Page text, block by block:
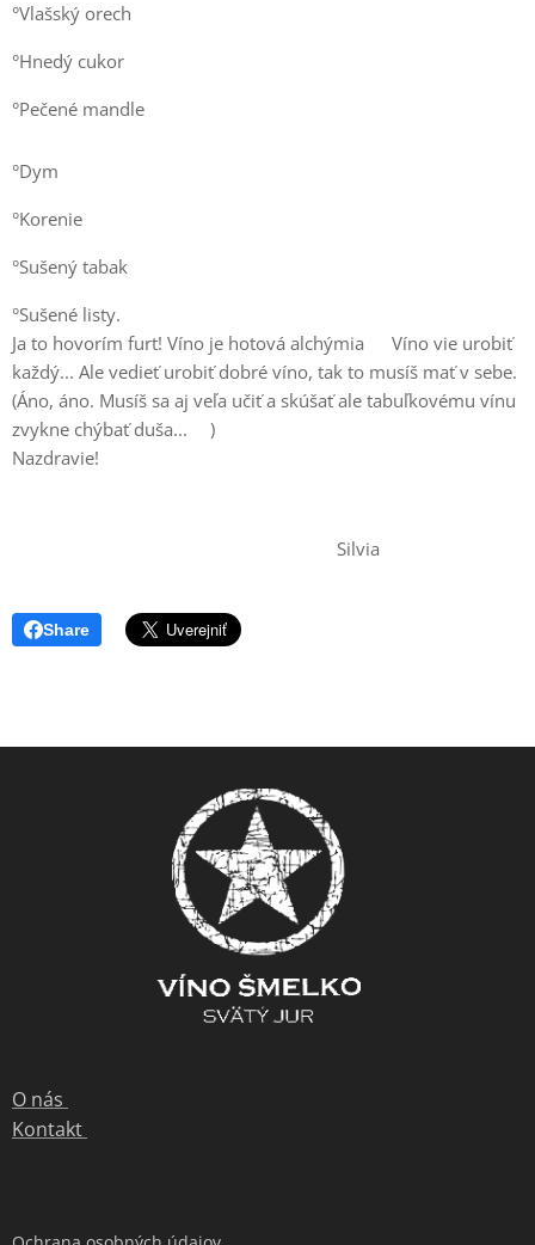
°Vlašský orech
°Hnedý cukor
°Pečené mandle
°Dym
°Korenie
°Sušený tabak
°Sušené listy.
Ja to hovorím furt! Víno je hotová alchýmia ☝🏻Víno vie urobiť
každý... Ale vedieť urobiť dobré víno, tak to musíš mať v sebe.
(Áno, áno. Musíš sa aj veľa učiť a skúšať ale tabuľkovému vínu
zvykne chýbať duša...😏)
Nazdravie! 🥂
Silvia
Share
O nás
Kontakt